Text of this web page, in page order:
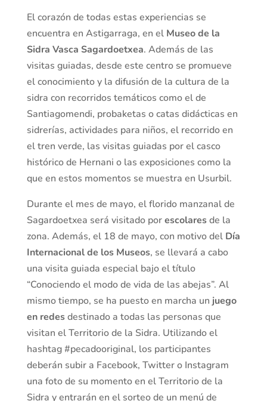
El corazón de todas estas experiencias se
encuentra en Astigarraga, en el Museo de la
Sidra Vasca Sagardoetxea. Además de las
visitas guiadas, desde este centro se promueve
el conocimiento y la difusión de la cultura de la
sidra con recorridos temáticos como el de
Santiagomendi, probaketas o catas didácticas en
sidrerías, actividades para niños, el recorrido en
el tren verde, las visitas guiadas por el casco
histórico de Hernani o las exposiciones como la
que en estos momentos se muestra en Usurbil.
Durante el mes de mayo, el florido manzanal de
Sagardoetxea será visitado porescolaresde la
zona. Además, el 18 de mayo, con motivo del Día
Internacional de los Museos, se llevará a cabo
una visita guiada especial bajo el título
“Conociendo el modo de vida de las abejas”. Al
mismo tiempo, se ha puesto en marcha un juego
en redesdestinado a todas las personas que
visitan el Territorio de la Sidra. Utilizando el
hashtag #pecadooriginal, los participantes
deberán subir a Facebook, Twitter o Instagram
una foto de su momento en el Territorio de la
Sidra y entrarán en el sorteo de un menú de